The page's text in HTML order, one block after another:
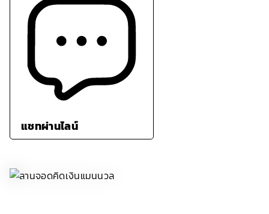
แชทผ่านไลน์